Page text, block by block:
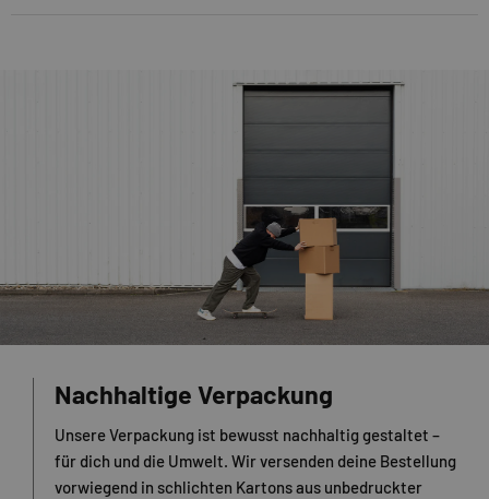
Nachhaltige Verpackung
Unsere Verpackung ist bewusst nachhaltig gestaltet –
für dich und die Umwelt. Wir versenden deine Bestellung
vorwiegend in schlichten Kartons aus unbedruckter